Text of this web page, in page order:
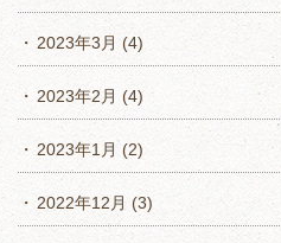
2023年3月 (4)
2023年2月 (4)
2023年1月 (2)
2022年12月 (3)